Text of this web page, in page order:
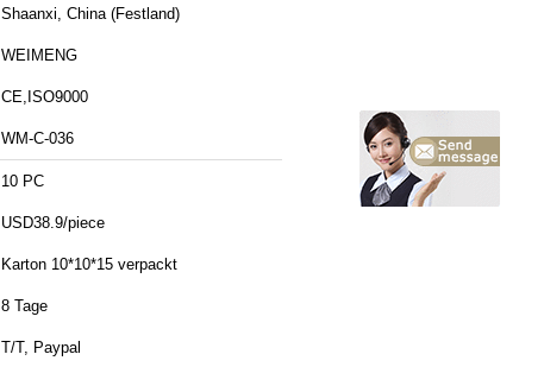
Shaanxi, China (Festland)
WEIMENG
CE,ISO9000
WM-C-036
10 PC
USD38.9/piece
Karton 10*10*15 verpackt
8 Tage
T/T, Paypal